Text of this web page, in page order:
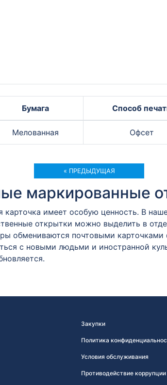
Бумага Способ
Мелованная Офсет
« ПРЕДЫДУЩАЯ
маркированные
карточка имеет особую ценность. В
открытки можно выделить в
обмениваются почтовыми
с новыми людьми и иностранной
Закупки
Политика
Условия обслуживания
Противодействие коррупции